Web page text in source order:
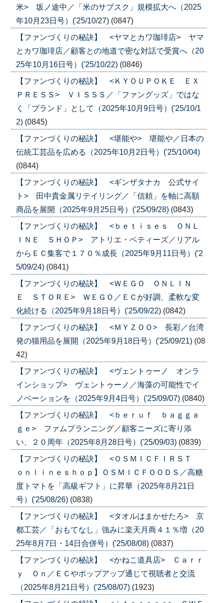
米> 坂ノ途中／「米のサブスク」規模拡大へ（2025
年10月23日号）('25/10/27) (0847)
【ファンづくりの秘訣】 <ヤマとカワ珈琲店> ヤマ
とカワ珈琲店／顧客との地道で密な対話で受賞へ（20
25年10月16日号）('25/10/22) (0846)
【ファンづくりの秘訣】 <ＫＹＯＵＰＯＫＥ ＥＸ
ＰＲＥＳＳ> ＶＩＳＳＳ／「ファングッズ」ではな
く「ブランド」として（2025年10月9日号）('25/10/1
2) (0845)
【ファンづくりの秘訣】 <堪能や> 堪能や／日本の
伝統工芸品を広める（2025年10月2日号）('25/10/04)
(0844)
【ファンづくりの秘訣】 <ギンザタナカ 公式サイ
ト> 田中貴金属リテイリング／「信頼」を軸に高額
商品を展開（2025年9月25日号）('25/09/28) (0843)
【ファンづくりの秘訣】 <ｂｅｔｉｓｅｓ ＯＮＬ
ＩＮＥ ＳＨＯＰ> アトリエ・ベティーズ／リアル
からＥＣ集客で１７０％成長（2025年9月11日号）('2
5/09/24) (0841)
【ファンづくりの秘訣】 <ＷＥＧＯ ＯＮＬＩＮ
Ｅ ＳＴＯＲＥ> ＷＥＧＯ／ＥＣが好調、柔軟な変
化続ける（2025年9月18日号）('25/09/22) (0842)
【ファンづくりの秘訣】 <ＭＹＺＯＯ> 長彩／台湾
発の猫用品を展開（2025年9月18日号）('25/09/21) (08
42)
【ファンづくりの秘訣】 <ヴェントゥーノ オンラ
インショップ> ヴェントゥーノ／海藻の可能性でイ
ノベーションを（2025年9月4日号）('25/09/07) (0840)
【ファンづくりの秘訣】 <ｂｅｒｕｆ ｂａｇｇａ
ｇｅ> ファムプランニング／顧客ニーズに寄り添
い、２０周年（2025年8月28日号）('25/09/03) (0839)
【ファンづくりの秘訣】 <ＯＳＭＩＣＦＩＲＳＴ
ｏｎｌｉｎｅｓｈｏｐ】ＯＳＭＩＣＦＯＯＤＳ／高糖
度トマトを「高級ギフト」に昇華（2025年8月21日
号）('25/08/26) (0838)
【ファンづくりの秘訣】 <タオルはまかせたろ> 京
都工芸／「おもてなし」強みに楽天月商４１％増（20
25年8月7日・14日合併号）('25/08/08) (0837)
【ファンづくりの秘訣】 <かねこ道具店> Ｃａｒｒ
ｙ Ｏｎ／ＥＣやポップアップ通じて視聴者と交流
（2025年8月21日号）('25/08/07) (1923)